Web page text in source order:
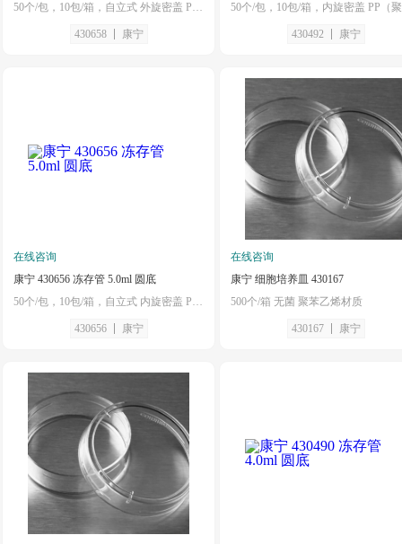
50个/包，10包/箱，自立式 外旋密盖 PP（聚丙烯）材质 灭菌 大包装 硅胶垫圈
430658 康宁 430492 康宁
在线咨询
康宁 430656 冻存管 5.0ml 圆底
50个/包，10包/箱，自立式 内旋密盖 PP（聚丙烯）材质 灭菌 大包装 硅胶垫圈
430656 康宁
在线咨询
康宁 细胞培养皿 430167
500个/箱 无菌 聚苯乙烯材质
430167 康宁